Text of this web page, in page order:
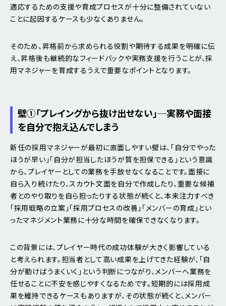
適応するための支援や育成プロセスが十分に整備されていない
ことに起因するケースも少なくありません。
そのため、昇格前から求められる役割や期待する成果を明確に伝
え、昇格後も継続的なフィードバックや実務支援を行うことが、採
用マネジャーを育成するうえで重要なポイントとなります。
壁①「プレイングから抜け出せない」─実務や面接
を自分で抱え込んでしまう
新任の採用マネジャーが最初に直面しやすい壁は、「自分でやった
ほうが早い」「自分が担当したほうが質を担保できる」という意識
から、プレイヤーとしての業務を手放せなくなることです。面接に
自ら入り続けたり、スカウト文面を自分で作成したり、重要な候補
者とのやり取りを自ら担ったりする状態が続くと、本来注力すべき
「採用戦略の立案」「採用プロセスの改善」「メンバーの育成」とい
ったマネジメント業務に十分な時間を確保できなくなります。
この背景には、プレイヤー時代の成功体験が大きく影響している
と考えられます。担当者として高い成果を上げてきた経験が、「自
分が動けばうまくいく」という判断につながり、メンバーへ業務を
任せることに不安を感じやすくなるためです。短期的には採用成
果を維持できるケースもありますが、その状態が続くと、メンバー